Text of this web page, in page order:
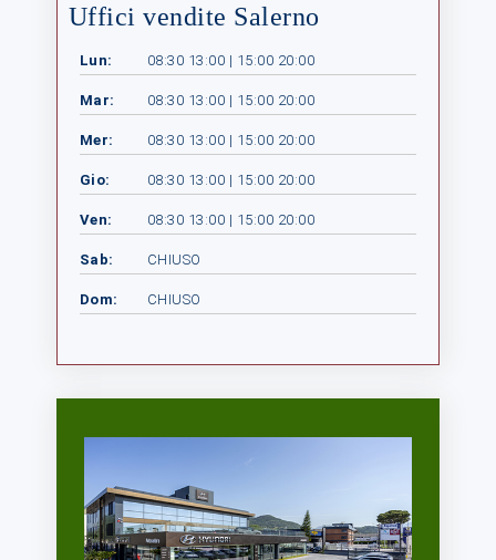
Uffici vendite Salerno
Lun: 08:30 13:00 | 15:00 20:00
Mar: 08:30 13:00 | 15:00 20:00
Mer: 08:30 13:00 | 15:00 20:00
Gio: 08:30 13:00 | 15:00 20:00
Ven: 08:30 13:00 | 15:00 20:00
Sab: CHIUSO
Dom: CHIUSO